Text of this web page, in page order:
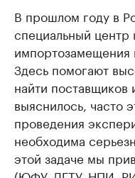
В прошлом году в
специальный центр
импортозамещения
Здесь помогают
найти поставщиков
выяснилось, часто
проведения
необходима
этой задаче мы